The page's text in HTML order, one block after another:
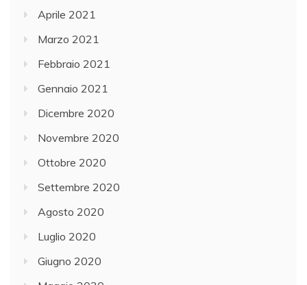
Aprile 2021
Marzo 2021
Febbraio 2021
Gennaio 2021
Dicembre 2020
Novembre 2020
Ottobre 2020
Settembre 2020
Agosto 2020
Luglio 2020
Giugno 2020